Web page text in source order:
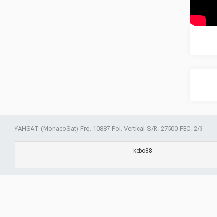
YAHSAT (MonacoSat) Frq: 10887 Pol: Vertical S/R: 27500 FEC: 2/3
kebo88